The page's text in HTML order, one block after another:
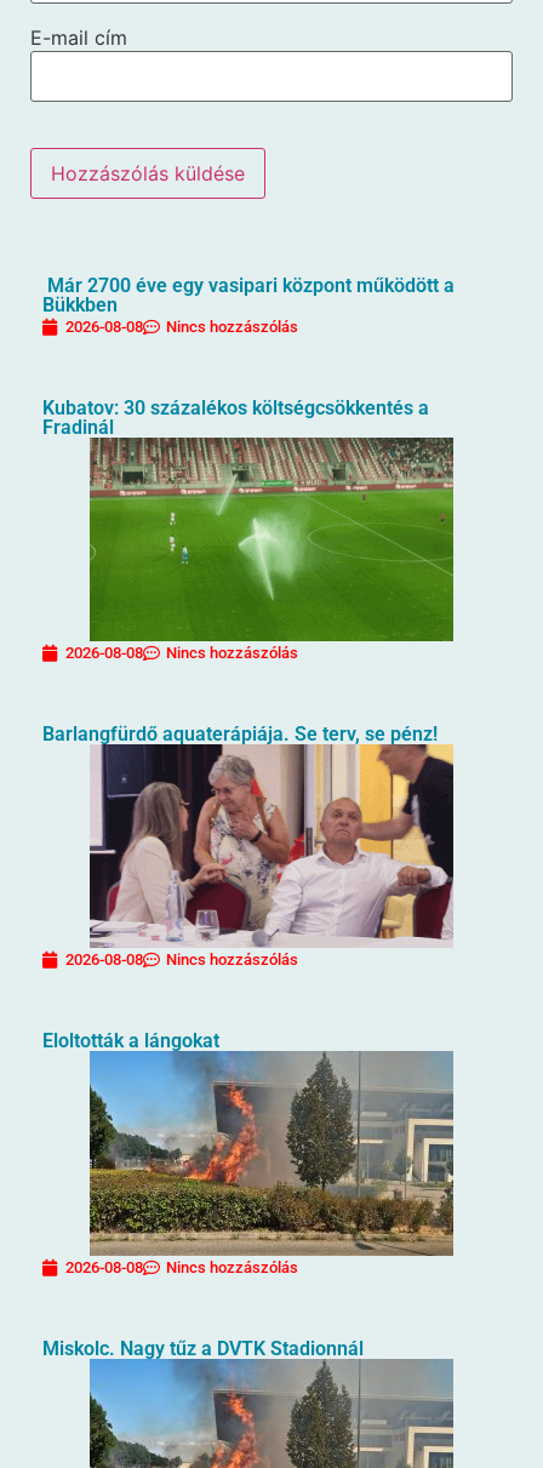
E-mail cím
Már 2700 éve egy vasipari központ működött a
Bükkben
2026-08-08 Nincs hozzászólás
Kubatov: 30 százalékos költségcsökkentés a
Fradinál
2026-08-08 Nincs hozzászólás
Barlangfürdő aquaterápiája. Se terv, se pénz!
2026-08-08 Nincs hozzászólás
Eloltották a lángokat
2026-08-08 Nincs hozzászólás
Miskolc. Nagy tűz a DVTK Stadionnál